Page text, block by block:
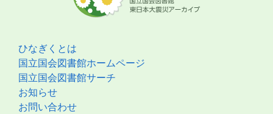
ひなぎくとは
国立国会図書館ホームページ
国立国会図書館サーチ
お知らせ
お問い合わせ